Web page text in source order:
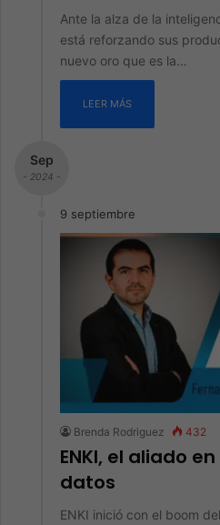
Ante la alza de la
está reforzando sus
nuevo oro que es la…
LEER MÁS
Sep
- 2024 -
9 septiembre
Brenda Rodriguez 432
ENKI, el aliado
datos
ENKI inició con el boom